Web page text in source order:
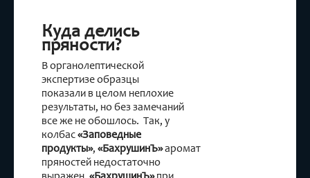
Куда делись
пряности?
В органолептической
экспертизе образцы
показали в целом неплохие
результаты, но без замечаний
все же не обошлось. Так, у
колбас«Заповедные
продукты», «БахрушинЪ»аромат
пряностей недостаточно